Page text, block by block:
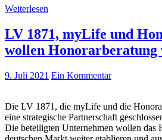
Weiterlesen
LV 1871, myLife und
wollen Honorarberatung
9. Juli 2021 Ein Kommentar
Die LV 1871, die myLife und die
eine strategische Partnerschaft
Die beteiligten Unternehmen wollen das